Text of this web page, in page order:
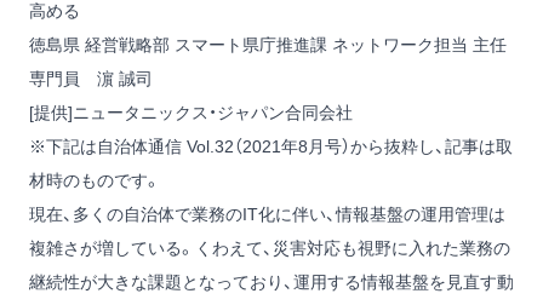
高める
徳島県 経営戦略部 スマート県庁推進課 ネットワーク担当 主任
専門員 濵 誠司
[提供]ニュータニックス・ジャパン合同会社
※下記は自治体通信 Vol.32（2021年8月号）から抜粋し、記事は取
材時のものです。
現在、多くの自治体で業務のIT化に伴い、情報基盤の運用管理は
複雑さが増している。くわえて、災害対応も視野に入れた業務の
継続性が大きな課題となっており、運用する情報基盤を見直す動